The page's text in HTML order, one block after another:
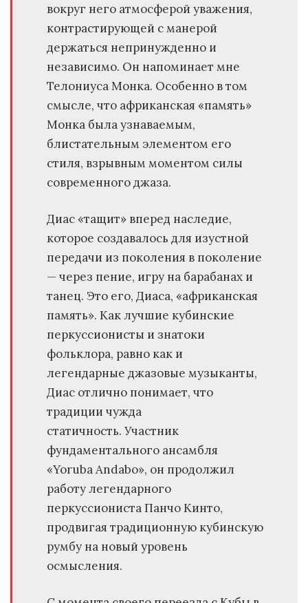
вокруг него атмосферой уважения,
контрастирующей с манерой
держаться непринужденно и
независимо. Он напоминает мне
Телониуса Монка. Особенно в том
смысле, что африканская «память»
Монка была узнаваемым,
блистательным элементом его
стиля, взрывным моментом силы
современного джаза.
Диас «тащит» вперед наследие,
которое создавалось для изустной
передачи из поколения в поколение
— через пение, игру на барабанах и
танец. Это его, Диаса, «африканская
память». Как лучшие кубинские
перкуссионисты и знатоки
фольклора, равно как и
легендарные джазовые музыканты,
Диас отлично понимает, что
традиции чужда
статичность. Участник
фундаментального ансамбля
«Yoruba Andabo», он продолжил
работу легендарного
перкуссиониста Панчо Кинто,
продвигая традиционную кубинскую
румбу на новый уровень
осмысления.